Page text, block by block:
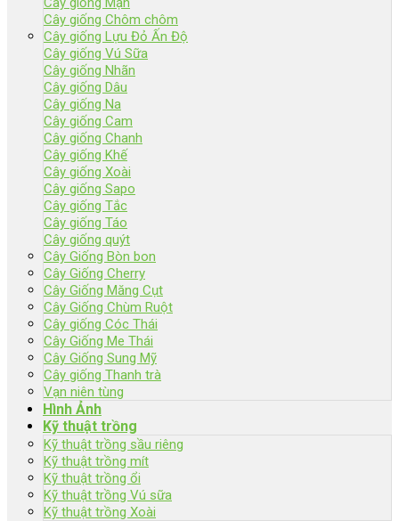
Cây giống Chôm chôm
Cây giống Lựu Đỏ Ấn Độ
Cây giống Vú Sữa
Cây giống Nhãn
Cây giống Dâu
Cây giống Na
Cây giống Cam
Cây giống Chanh
Cây giống Khế
Cây giống Xoài
Cây giống Sapo
Cây giống Tắc
Cây giống Táo
Cây giống quýt
Cây Giống Bòn bon
Cây Giống Cherry
Cây Giống Măng Cụt
Cây Giống Chùm Ruột
Cây giống Cóc Thái
Cây Giống Me Thái
Cây Giống Sung Mỹ
Cây giống Thanh trà
Vạn niên tùng
Hình Ảnh
Kỹ thuật trồng
Kỹ thuật trồng sầu riêng
Kỹ thuật trồng mít
Kỹ thuật trồng ổi
Kỹ thuật trồng Vú sữa
Kỹ thuật trồng Xoài